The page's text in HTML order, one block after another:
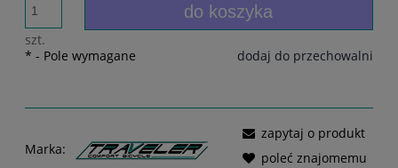
szt.
do koszyka
dodaj do przechowalni
* - Pole wymagane
Marka:
zapytaj o produkt
poleć znajomemu